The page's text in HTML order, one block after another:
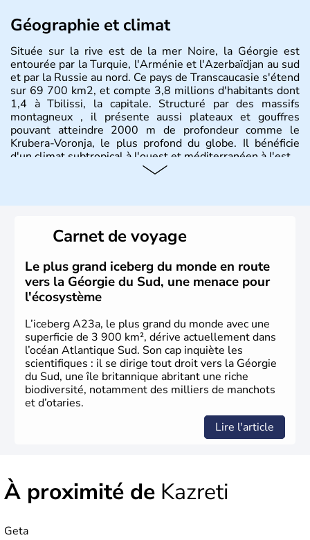
Géographie et climat
Située sur la rive est de la mer Noire, la Géorgie est
entourée par la Turquie, l'Arménie et l'Azerbaïdjan au sud
et par la Russie au nord. Ce pays de Transcaucasie s'étend
sur 69 700 km2, et compte 3,8 millions d'habitants dont
1,4 à Tbilissi, la capitale. Structuré par des massifs
montagneux , il présente aussi plateaux et gouffres
pouvant atteindre 2000 m de profondeur comme le
Krubera-Voronja, le plus profond du globe. Il bénéficie
d'un climat subtropical à l'ouest et méditerranéen à l'est.
Carnet de voyage
Le plus grand iceberg du monde en route
vers la Géorgie du Sud, une menace pour
l'écosystème
L’iceberg A23a, le plus grand du monde avec une
superficie de 3 900 km², dérive actuellement dans
l’océan Atlantique Sud. Son cap inquiète les
scientifiques : il se dirige tout droit vers la Géorgie
du Sud, une île britannique abritant une riche
biodiversité, notamment des milliers de manchots
et d’otaries.
Lire l'article
À proximité de Kazreti
Geta